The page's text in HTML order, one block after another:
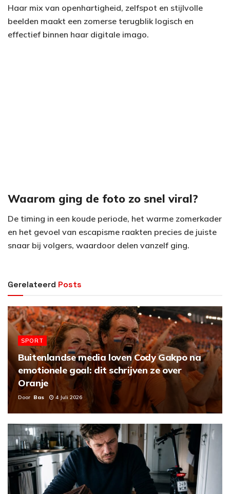
Haar mix van openhartigheid, zelfspot en stijlvolle
beelden maakt een zomerse terugblik logisch en
effectief binnen haar digitale imago.
Waarom ging de foto zo snel viral?
De timing in een koude periode, het warme zomerkader
en het gevoel van escapisme raakten precies de juiste
snaar bij volgers, waardoor delen vanzelf ging.
Gerelateerd Posts
SPORT
Buitenlandse media loven Cody Gakpo na
emotionele goal: dit schrijven ze over
Oranje
Door Bas 4 Juli 2026